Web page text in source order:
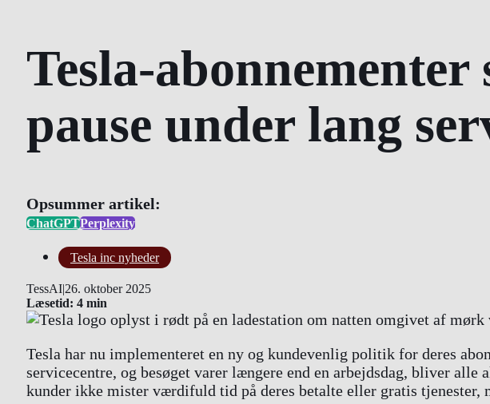
Tesla-
pause under lang
Opsummer artikel:
ChatGPTPerplexity
Tesla inc nyheder
TessAI|26. oktober 2025
Læsetid: 4 min
Tesla har nu implementeret en ny og kundevenlig politik for deres
servicecentre, og besøget varer længere end en arbejdsdag, bliver
kunder ikke mister værdifuld tid på deres betalte eller gratis tjenester,